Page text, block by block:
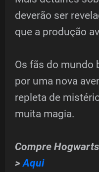
deverão ser
que a produção
Os fãs do mundo
por uma nova
repleta de
muita magia.
Compre
>Aqui